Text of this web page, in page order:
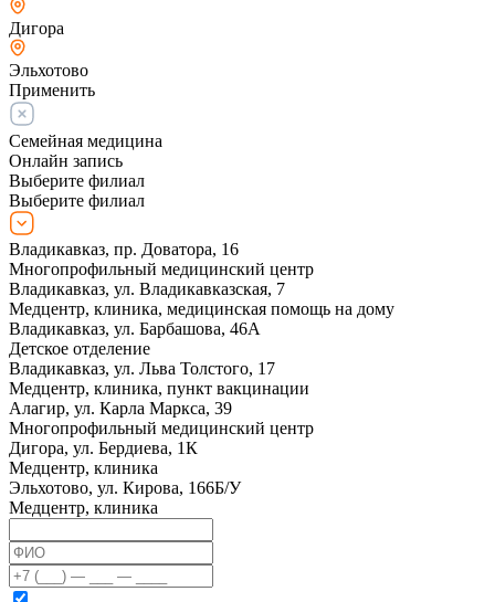
Дигора
Эльхотово
Применить
Семейная медицина
Онлайн запись
Выберите филиал
Выберите филиал
Владикавказ, пр. Доватора, 16
Многопрофильный медицинский центр
Владикавказ, ул. Владикавказская, 7
Медцентр, клиника, медицинская помощь на дому
Владикавказ, ул. Барбашова, 46А
Детское отделение
Владикавказ, ул. Льва Толстого, 17
Медцентр, клиника, пункт вакцинации
Алагир, ул. Карла Маркса, 39
Многопрофильный медицинский центр
Дигора, ул. Бердиева, 1К
Медцентр, клиника
Эльхотово, ул. Кирова, 166Б/У
Медцентр, клиника